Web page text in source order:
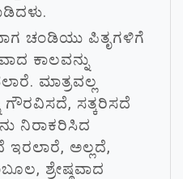
ಚಂಡಿಯು ಪಿತೃಗಳಿಗೆ
ಕಾಲವನ್ನು
ಮಾತ್ರವಲ್ಲ
ಗೌರವಿಸದೆ, ಸತ್ಕರಿಸದೆ
ನಿರಾಕರಿಸಿದ
ಇರಲಾರೆ, ಅಲ್ಲದೆ,
ಶ್ರೇಷ್ಠವಾದ